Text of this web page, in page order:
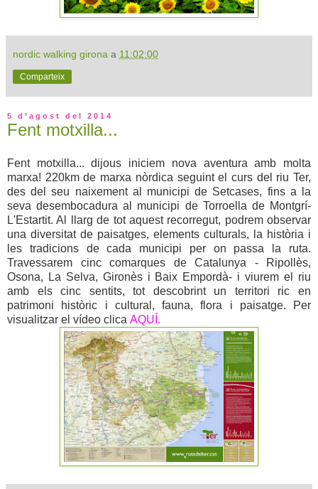
nordic walking girona a 11:02:00
Comparteix
5 d’agost del 2014
Fent motxilla...
Fent motxilla... dijous iniciem nova aventura amb molta
marxa! 220km de marxa nòrdica seguint el curs del riu Ter,
des del seu naixement al municipi de Setcases, fins a la
seva desembocadura al municipi de Torroella de Montgrí-
L'Estartit. Al llarg de tot aquest recorregut, podrem observar
una diversitat de paisatges, elements culturals, la història i
les tradicions de cada municipi per on passa la ruta.
Travessarem cinc comarques de Catalunya - Ripollès,
Osona, La Selva, Gironès i Baix Empordà- i viurem el riu
amb els cinc sentits, tot descobrint un territori ric en
patrimoni històric i cultural, fauna, flora i paisatge. Per
visualitzar el vídeo clica AQUÍ.